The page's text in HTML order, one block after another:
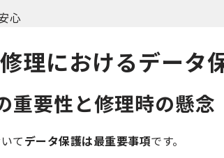
心
理におけるデータ
重要性と修理時の懸念
てデータ保護は最重要事項です。